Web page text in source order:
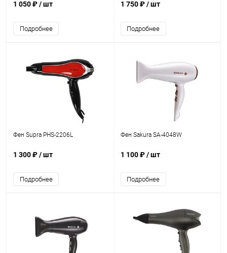
1 050 ₽/ шт
Подробнее
1 750 ₽/ шт
Подробнее
Фен Supra PHS-2206L
1 300 ₽/ шт
Подробнее
Фен Sakura SA-4048W
1 100 ₽/ шт
Подробнее